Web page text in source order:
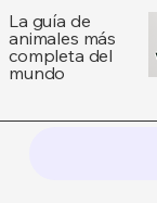
La guía de
animales más
completa del
mundo